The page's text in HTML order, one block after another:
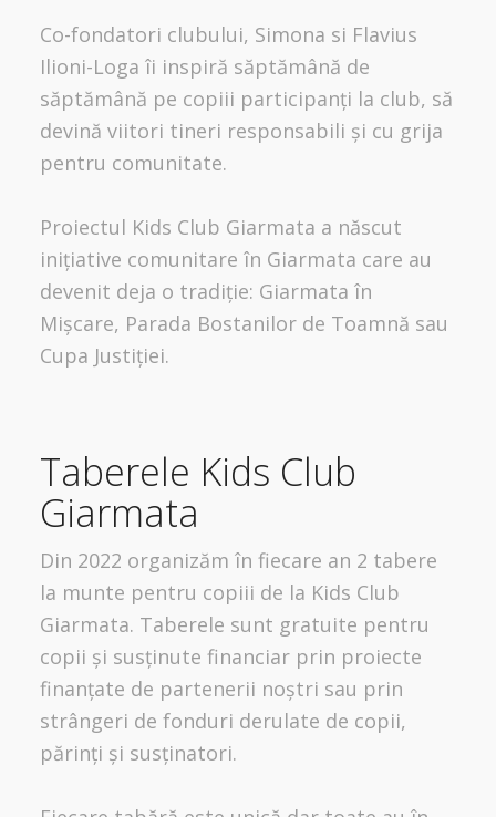
Co-fondatori clubului, Simona si Flavius
Ilioni-Loga îi inspiră săptămână de
săptămână pe copiii participanți la club, să
devină viitori tineri responsabili și cu grija
pentru comunitate.
Proiectul Kids Club Giarmata a născut
inițiative comunitare în Giarmata care au
devenit deja o tradiție: Giarmata în
Mișcare, Parada Bostanilor de Toamnă sau
Cupa Justiției.
Taberele Kids Club
Giarmata
Din 2022 organizăm în fiecare an 2 tabere
la munte pentru copiii de la Kids Club
Giarmata. Taberele sunt gratuite pentru
copii și susținute financiar prin proiecte
finanțate de partenerii noștri sau prin
strângeri de fonduri derulate de copii,
părinți și susținatori.